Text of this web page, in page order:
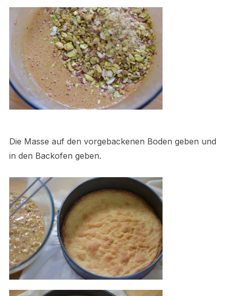
Die Masse auf den vorgebackenen Boden geben und
in den Backofen geben.